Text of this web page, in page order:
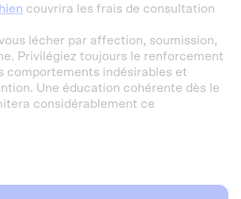
couvrira les frais de consultation
lécher par affection, soumission,
Privilégiez toujours le renforcement
comportements indésirables et
Une éducation cohérente dès le
considérablement ce